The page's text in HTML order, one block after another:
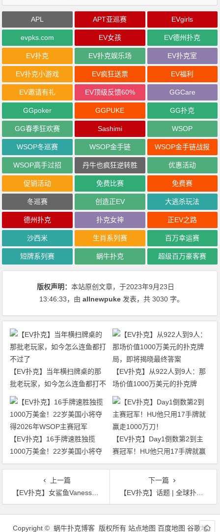
APL APT亚巡赛 EVgirls
evpks.com EV女孩 EV德州扑克
EV扑克 EV扑克娱乐场 EV扑克室
EV扑克小游戏 EV疯狂送票 EV福利
EV邀请有礼 EV顶级反馈60% GGCare
GGpoker GGPUKE GG扑克
GG春季狂欢赛 Sashimi WSOP
WSOP冬巡赛 WSOP金手链 WSOP金手链战报
WSOP高手过招 丹牛也疯狂逆转胜 优惠活动
促销活动 免费比赛 免费赛
冬巡赛 创造正EV 大逃杀玩法
德州扑克 扑克女神 正EV之路
沙西米 生肖系列赛 百万幸运赛
短牌系列赛 蜗牛扑克 超级百万豪客赛
版权声明：本站原创文章，于2023年9月23日
13:46:33，由allnewpuke 发表，共 3030 字。
【EV扑克】当年横扫牌桌的那
批老玩家，如今怎么连鱼都打不
过了
【EV扑克】从922人到9人：那
场价值1000万美元的扑克牌
局，即将揭晓最终答案
【EV扑克】16手牌速胜独揽
1000万美金！22岁美国小将夺
得2026年WSOP主赛冠军
【EV扑克】Day1倒数第2到主
赛冠军！HU他只用17手牌就赢
走1000万刀！
上一篇
【EV扑克】女鲨鱼Vanessa Selbst本色出演热门美剧《亿万》，精彩抢先看
下一篇
【EV扑克】话题 | 全球扑克名人挑战赛–扑克与慈善的又一次结合
文
Copyright © 蜗牛扑克博客 版权所有 站点地图 百度地图 谷歌地